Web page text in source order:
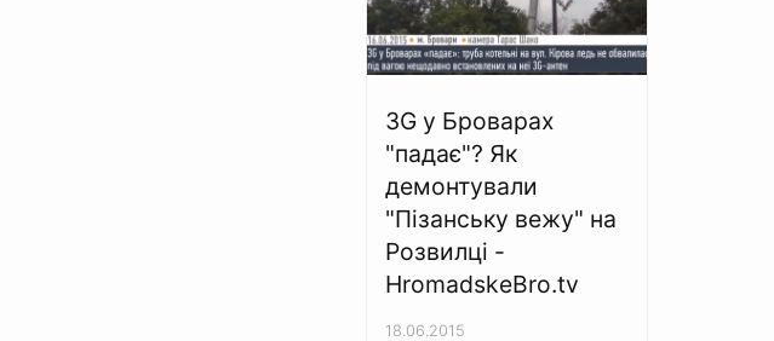
3G у Броварах
"падає"? Як
демонтували
"Пізанську вежу" на
Розвилці -
HromadskeBro.tv
18.06.2015